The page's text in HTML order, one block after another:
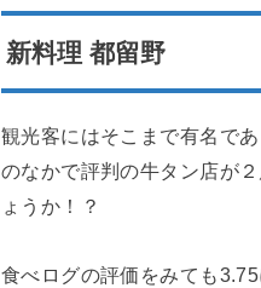
新料理 都留野
観光客にはそこまで有名で
のなかで評判の牛タン店が
ょうか！？
食べログの評価をみても